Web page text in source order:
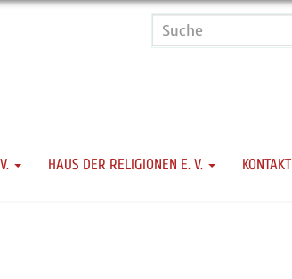
Suche
HAUS DER RELIGIONEN E. V. KONTAKT